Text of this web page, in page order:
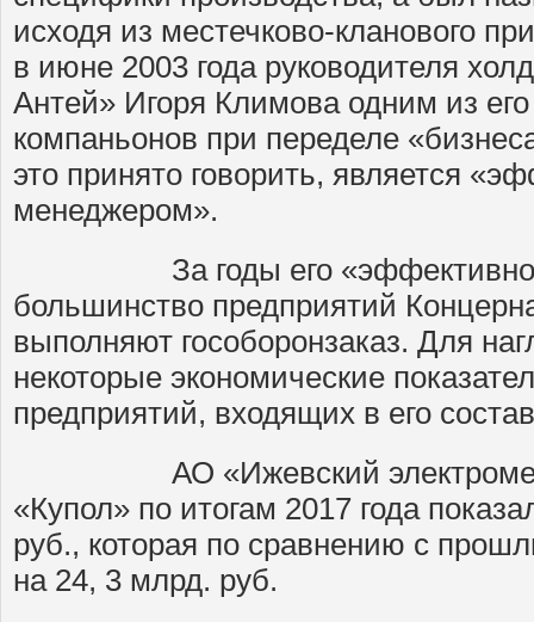
исходя из местечково-кланового
в июне 2003 года руководителя
Антей» Игоря Климова одним из его
компаньонов при переделе
это принято говорить, является
менеджером».
За годы его
большинство предприятий
выполняют гособоронзаказ. Для
некоторые экономические
предприятий, входящих в его
АО «Ижевский
«Купол» по итогам 2017 года
руб., которая по сравнению с
на 24, 3 млрд. руб.